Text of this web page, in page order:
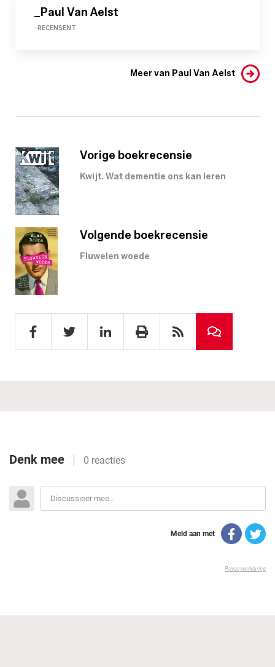
_Paul Van Aelst
- RECENSENT
Meer van Paul Van Aelst
Vorige boekrecensie
Kwijt. Wat dementie ons kan leren
Volgende boekrecensie
Fluwelen woede